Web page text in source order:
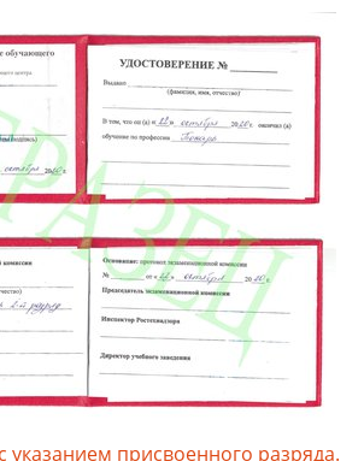
указанием присвоенного разряда.